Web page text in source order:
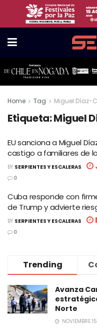
Home Tag Miguel Díaz-
Etiqueta:Miguel
EU sanciona a Miguel
castigo a familiares de
BY SERPIENTES Y ESCALERAS
0
Cuba responde con
de Trump y advierte
BY SERPIENTES Y ESCALERAS
0
Trending
Avanza
Norte
NOVIEMBRE